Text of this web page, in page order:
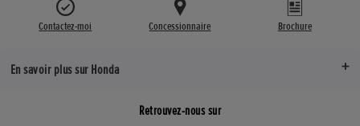
Contactez-moi Concessionnaire Brochure
En savoir plus sur Honda
Retrouvez-nous sur